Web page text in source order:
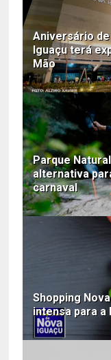
Aniversário de
Iguaçu terá
Mão
Parque
alternativa
carnaval
Shopping
intensa para a